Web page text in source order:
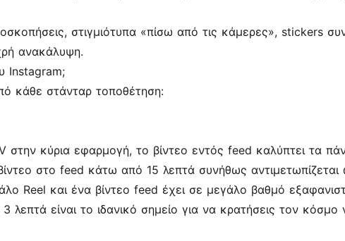
στιγμιότυπα «πίσω από τις κάμερες», stickers
ανακάλυψη.
Instagram;
κάθε στάνταρ τοποθέτηση:
κύρια εφαρμογή, το βίντεο εντός feed καλύπτει τα
στο feed κάτω από 15 λεπτά συνήθως αντιμετωπίζεται
Reel και ένα βίντεο feed έχει σε μεγάλο βαθμό
λεπτά είναι το ιδανικό σημείο για να κρατήσεις τον